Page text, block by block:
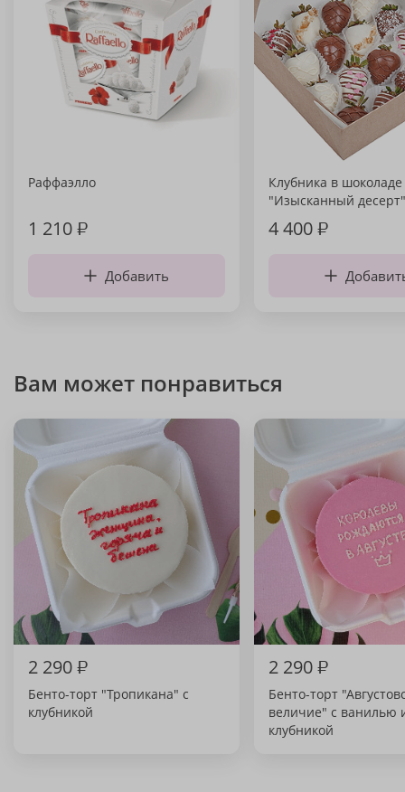
Раффаэлло
1 210₽
Добавить
Клубника в шоколаде
"Изысканный десерт"
4 400₽
Вам может понравиться
2 290₽
Бенто-торт "Тропикана" с
клубникой
2 290₽
Бенто-торт
величие" с ванилью
клубникой